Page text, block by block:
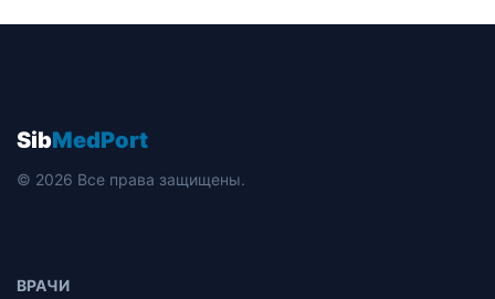
SibMedPort
© 2026 Все права защищены.
ВРАЧИ